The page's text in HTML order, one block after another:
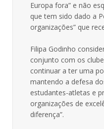
Europa fora” e não
que tem sido dado a
organizações” que
Filipa Godinho
conjunto com os
continuar a ter uma
mantendo a defesa
estudantes-atletas e
organizações de
diferença”.